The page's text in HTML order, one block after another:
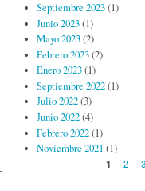
Septiembre 2023(1)
Junio 2023(1)
Mayo 2023(2)
Febrero 2023(2)
Enero 2023(1)
Septiembre 2022(1)
Julio 2022(3)
Junio 2022(4)
Febrero 2022(1)
Noviembre 2021 (1)
1 2 3